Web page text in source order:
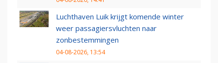
Luchthaven Luik krijgt komende winter
weer passagiersvluchten naar
zonbestemmingen
04-08-2026, 13:54